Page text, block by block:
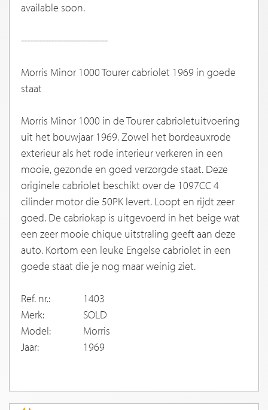
available soon.
-----------------------------
Morris Minor 1000 Tourer cabriolet 1969 in goede
staat
Morris Minor 1000 in de Tourer cabrioletuitvoering
uit het bouwjaar 1969. Zowel het bordeauxrode
exterieur als het rode interieur verkeren in een
mooie, gezonde en goed verzorgde staat. Deze
originele cabriolet beschikt over de 1097CC 4
cilinder motor die 50PK levert. Loopt en rijdt zeer
goed. De cabriokap is uitgevoerd in het beige wat
een zeer mooie chique uitstraling geeft aan deze
auto. Kortom een leuke Engelse cabriolet in een
goede staat die je nog maar weinig ziet.
Ref. nr.:
1403
Merk:
SOLD
Model:
Morris
Jaar:
1969